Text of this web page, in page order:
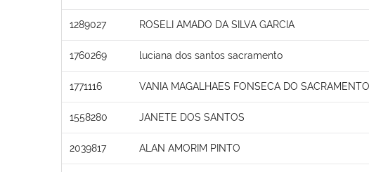
1289027 ROSELI AMADO DA SILVA GARCIA
1760269 luciana dos santos sacramento
1771116 VANIA MAGALHAES FONSECA DO SACRAMENTO
1558280 JANETE DOS SANTOS
2039817 ALAN AMORIM PINTO